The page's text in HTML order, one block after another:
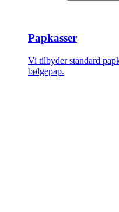
Papkasser
Vi tilbyder standard
bølgepap.